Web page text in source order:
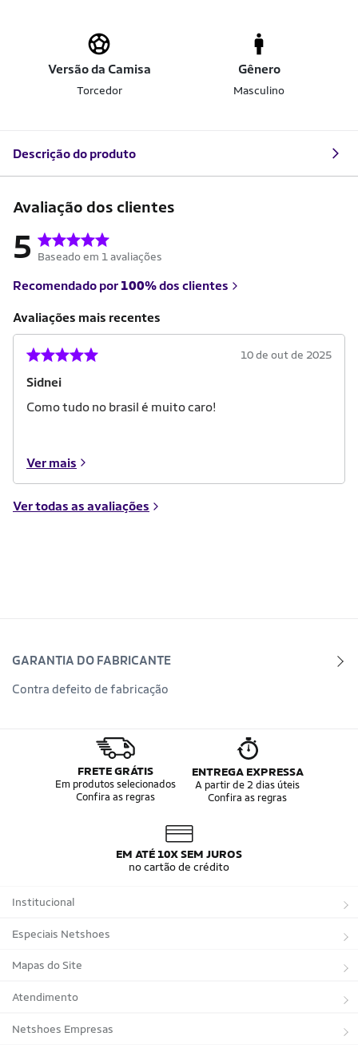
Versão da Camisa
Torcedor
Gênero
Masculino
Descrição do produto
Avaliação dos clientes
5 Baseado em 1 avaliações
Recomendado por 100%dos clientes
Avaliações mais recentes
Sidnei
10 de out de 2025
Como tudo no brasil é muito caro!
Ver mais
Ver todas as avaliações
GARANTIA DO FABRICANTE
Contra defeito de fabricação
FRETE GRÁTIS
Em produtos selecionados
Confira as regras
ENTREGA EXPRESSA
A partir de 2 dias úteis
Confira as regras
EM ATÉ 10X SEM JUROS
no cartão de crédito
Institucional
Sobre a Netshoes
Política de Privacidade
Programa de Afiliados
Regulamentos
Especiais Netshoes
Suplementos
Corrida
Bicicletas
Mapas do Site
Marcas
Tipos de Produtos
Atendimento
Trocas e devoluções
Netshoes Empresas